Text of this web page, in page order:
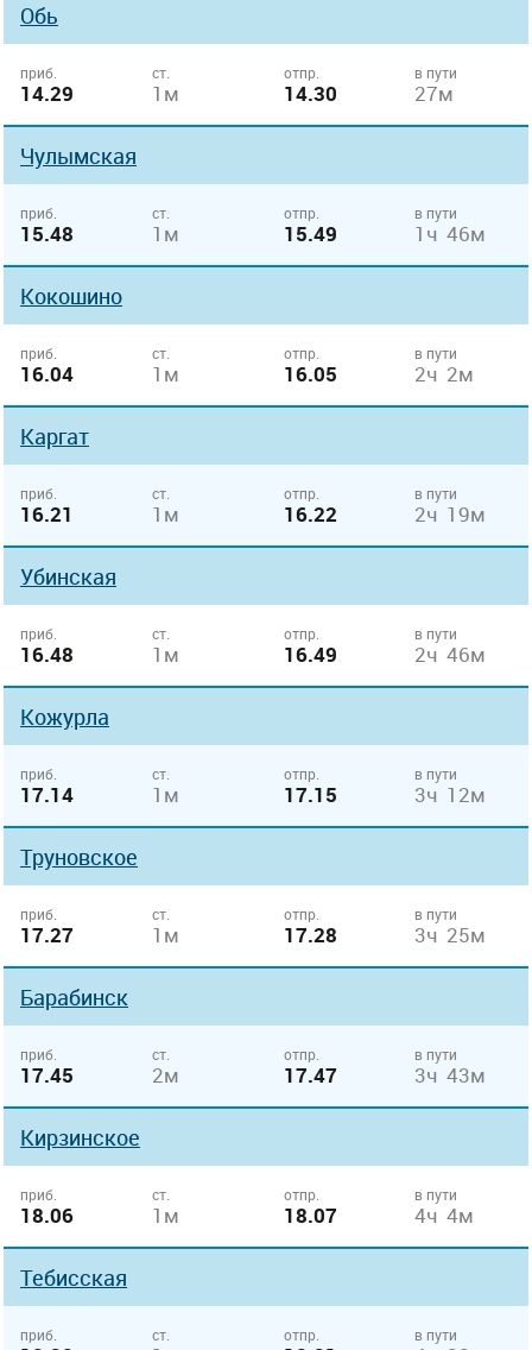
Обь
приб.
14.29
ст.
1м
отпр.
14.30
в пути
27м
Чулымская
приб.
15.48
ст.
1м
отпр.
15.49
в пути
1ч 46м
Кокошино
приб.
16.04
ст.
1м
отпр.
16.05
в пути
2ч 2м
Каргат
приб.
16.21
ст.
1м
отпр.
16.22
в пути
2ч 19м
Убинская
приб.
16.48
ст.
1м
отпр.
16.49
в пути
2ч 46м
Кожурла
приб.
17.14
ст.
1м
отпр.
17.15
в пути
3ч 12м
Труновское
приб.
17.27
ст.
1м
отпр.
17.28
в пути
3ч 25м
Барабинск
приб.
17.45
ст.
2м
отпр.
17.47
в пути
3ч 43м
Кирзинское
приб.
18.06
ст.
1м
отпр.
18.07
в пути
4ч 4м
Тебисская
приб. ст. отпр. в пути